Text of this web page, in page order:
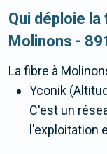
Qui déploie
Molinons -
La fibre à
Yconik
C'est un
l'exploitation